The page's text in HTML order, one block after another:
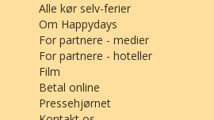
Alle kør selv-ferier
Om Happydays
For partnere - medier
For partnere - hoteller
Film
Betal online
Pressehjørnet